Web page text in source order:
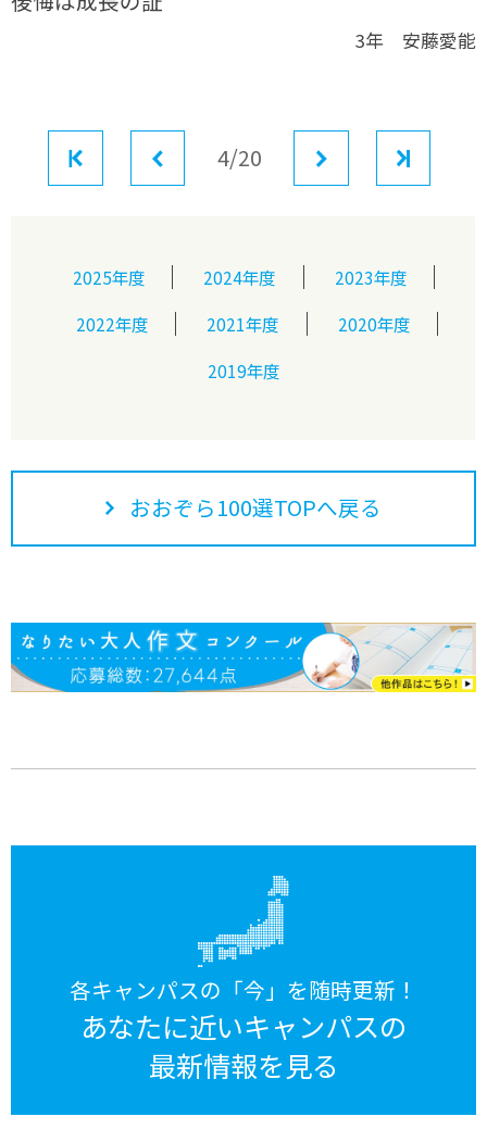
3年 安藤愛能
前へ4/20
2025年度 2024年度
2023年度
2022年度
2021年度
2020年度
2019年度
おおぞら100選TOPへ戻る
各キャンパスの「今」を随時更新！
あなたに近いキャンパスの
最新情報を見る